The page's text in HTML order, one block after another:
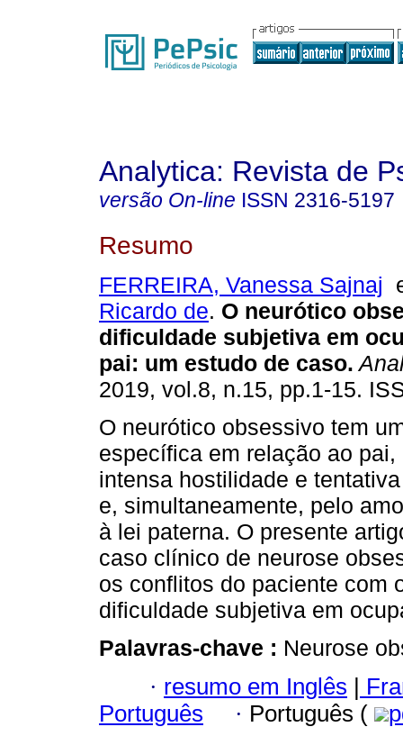
Analytica: Revista de
versão On-line ISSN 2316-5197
Resumo
FERREIRA, Vanessa Sajnaj
Ricardo de. O neurótico
dificuldade subjetiva em
pai: um estudo de caso.
2019, vol.8, n.15, pp.1-15.
O neurótico obsessivo tem
específica em relação ao pai,
intensa hostilidade e
e, simultaneamente, pelo
à lei paterna. O presente
caso clínico de neurose
os conflitos do paciente com
dificuldade subjetiva em
Palavras-chave : Neurose
· resumo em Inglês |
Português
· Português (